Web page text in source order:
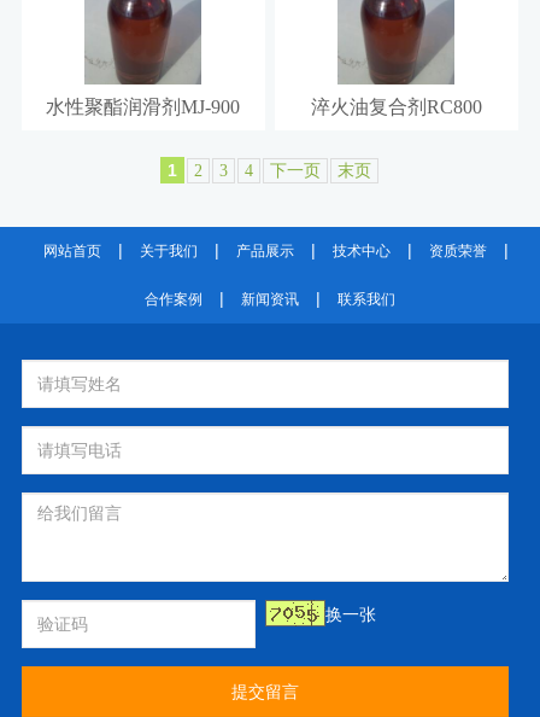
水性聚酯润滑剂MJ-900 淬火油复合剂RC800
1 2 3 4 下一页 末页
网站首页 | 关于我们 | 产品展示 | 技术中心 | 资质荣誉 |
合作案例 | 新闻资讯 | 联系我们
换一张
提交留言